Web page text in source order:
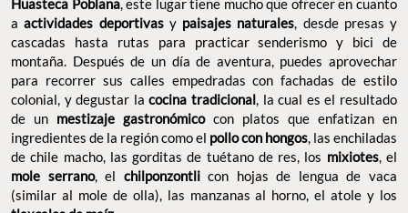
Huasteca Poblana, este lugar tiene mucho que ofrecer en cuanto
aactividades deportivasy paisajes naturales, desde presas y
cascadas hasta rutas para practicar senderismo y bici de
montaña. Después de un día de aventura, puedes aprovechar
para recorrer sus calles empedradas con fachadas de estilo
colonial, y degustar lacocina tradicional, la cual es el resultado
de un mestizaje gastronómicocon platos que enfatizan en
ingredientes de la región como el pollo con hongos, las enchiladas
de chile macho, las gorditas de tuétano de res, los mixiotes, el
mole serrano, el chilponzontlicon hojas de lengua de vaca
(similar al mole de olla), las manzanas al horno, el atole y los